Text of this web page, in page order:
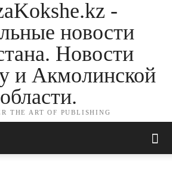
-
новости
Новости
и Акмолинской
области.
THE ART OF PUBLISHING